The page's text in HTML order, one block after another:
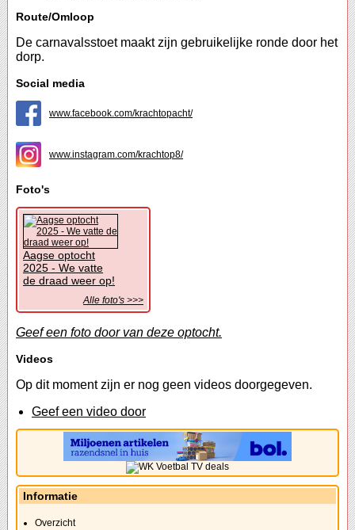
Route/Omloop
De carnavalsstoet maakt zijn gebruikelijke ronde door het
dorp.
Social media
www.facebook.com/krachtopacht/
www.instagram.com/krachtop8/
Foto's
Aagse optocht
2025 - We vatte
de draad weer op!
Alle foto's >>>
Geef een foto door van deze optocht.
Videos
Op dit moment zijn er nog geen videos doorgegeven.
Geef een video door
Informatie
Overzicht